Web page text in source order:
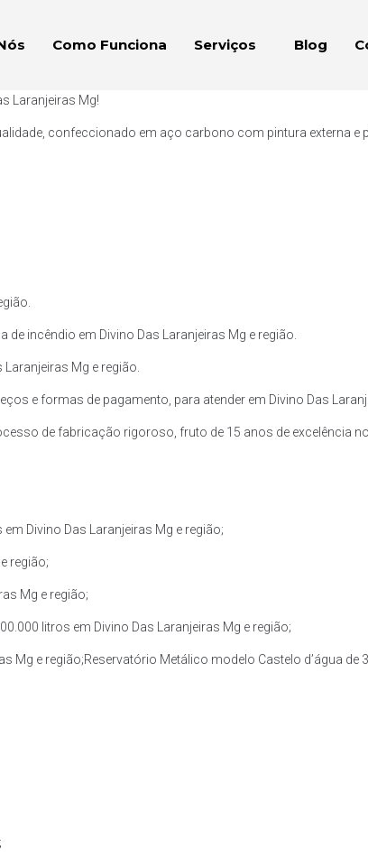
Como Funciona Serviços Blog
Laranjeiras Mg!
confeccionado em aço carbono com pintura externa e
incêndio em Divino Das Laranjeiras Mg e região.
Mg e região.
e formas de pagamento, para atender em Divino Das
de fabricação rigoroso, fruto de 15 anos de excelência
Divino Das Laranjeiras Mg e região;
região;
Mg e região;
litros em Divino Das Laranjeiras Mg e região;
e região;Reservatório Metálico modelo Castelo d’água